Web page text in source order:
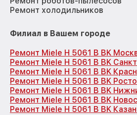
Ремонт холодильников
Филиал в Вашем городе
Ремонт Miele H 5061 B BK
Ремонт Miele H 5061 B BK
Ремонт Miele H 5061 B BK
Ремонт Miele H 5061 B BK
Ремонт Miele H 5061 B BK
Ремонт Miele H 5061 B BK
Ремонт Miele H 5061 B BK